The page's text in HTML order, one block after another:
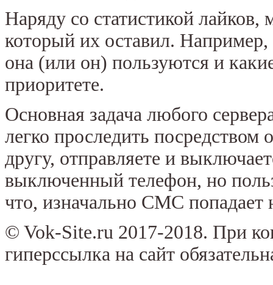
Наряду со статистикой лайков,
который их оставил. Например,
она (или он) пользуются и
приоритете.
Основная задача любого
легко проследить
другу, отправляете и
выключенный телефон, но
что, изначально СМС попадает
© Vok-Site.ru 2017-2018. При
гиперссылка на сайт